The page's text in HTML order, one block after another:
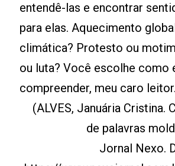
entendê-las e encontrar
para elas. Aquecimento
climática? Protesto ou
ou luta? Você escolhe como
compreender, meu caro leitor.
(ALVES, Januária Cristina.
de palavras
Jornal Nexo.